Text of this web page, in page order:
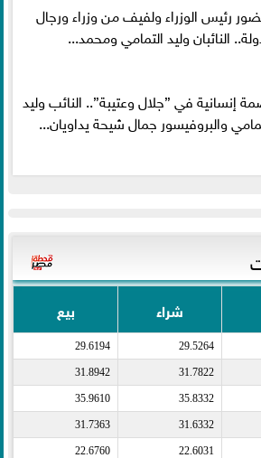
رئيس الوزراء ولفيف من وزراء ورجال
النائبان وليد التمامي ومحمد...
إنسانية في ”جلال وعتيبة”.. النائب وليد
والبروفيسور جمال شيحة يداويان...
شراء بيع
29.5264
29.6194
31.7822
31.8942
35.8332
35.9610
31.6332
31.7363
22.6031
22.6760